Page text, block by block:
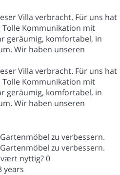
Villa verbracht. Für uns hat
Kommunikation mit
geräumig, komfortabel, in
Wir haben unseren
Villa verbracht. Für uns hat
Kommunikation mit
geräumig, komfortabel, in
Wir haben unseren
zu verbessern.
zu verbessern.
nyttig?0
years